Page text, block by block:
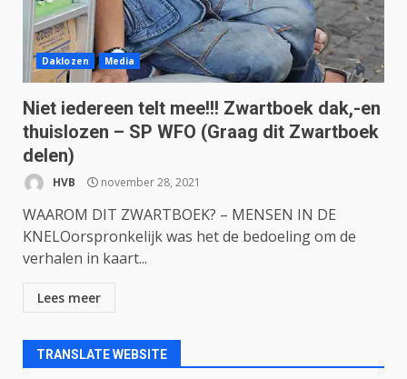
Daklozen Media
Niet iedereen telt mee!!! Zwartboek dak,-en
thuislozen – SP WFO (Graag dit Zwartboek
delen)
HVB november 28, 2021
WAAROM DIT ZWARTBOEK? – MENSEN IN DE
KNELOorspronkelijk was het de bedoeling om de
verhalen in kaart...
Lees meer
TRANSLATE WEBSITE